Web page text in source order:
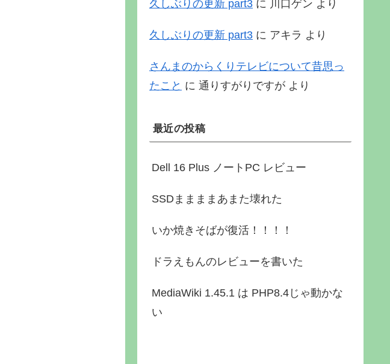
久しぶりの更新 part3 に 川口ゲン より
久しぶりの更新 part3 に アキラ より
さんまのからくりテレビについて昔思っ
たこと に 通りすがりですが より
最近の投稿
Dell 16 Plus ノートPC レビュー
SSDままままあまた壊れた
いか焼きそばが復活！！！！
ドラえもんのレビューを書いた
MediaWiki 1.45.1 は PHP8.4じゃ動かな
い